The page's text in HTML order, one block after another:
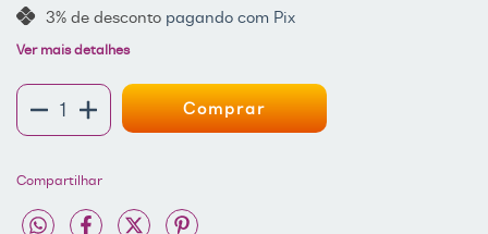
3% de descontopagando com Pix
Ver mais detalhes
Compartilhar